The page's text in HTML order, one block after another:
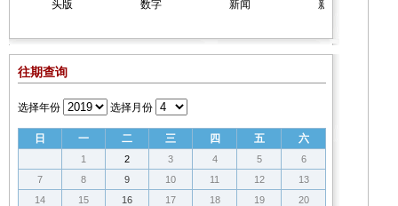
头版
数字
新闻
新闻
往期查询
选择年份 选择月份
日 一 二 三 四 五 六
1 2 3 4 5
6
7
8 9 10 11 12
13
14
15 16 17 18 19
20